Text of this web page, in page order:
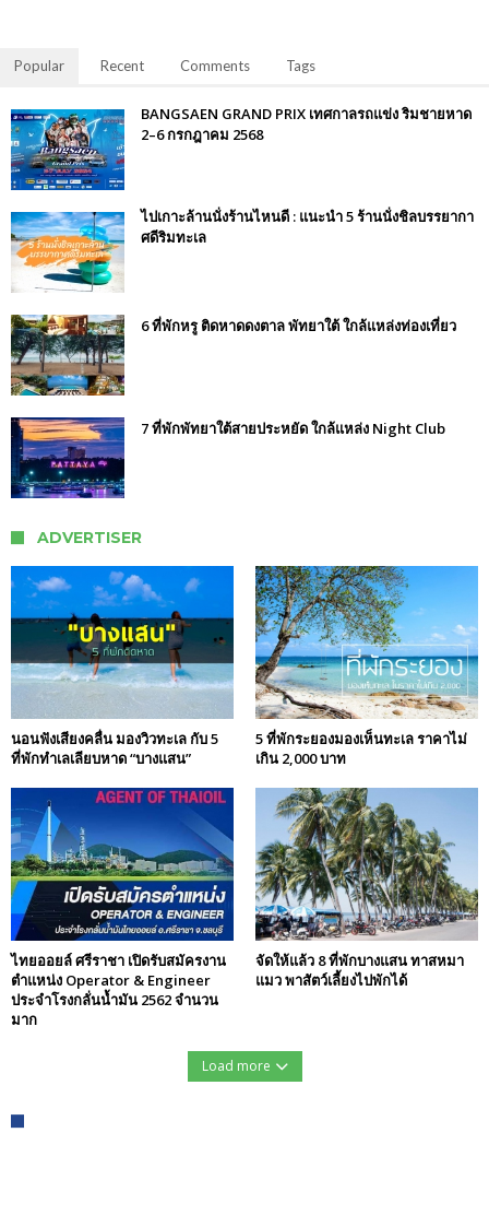
Popular Recent Comments Tags
BANGSAEN GRAND PRIX เทศกาลรถแข่ง ริมชายหาด
2–6 กรกฎาคม 2568
ไปเกาะล้านนั่งร้านไหนดี : แนะนำ 5 ร้านนั่งชิลบรรยากา
ศดีริมทะเล
6 ที่พักหรู ติดหาดดงตาล พัทยาใต้ ใกล้แหล่งท่องเที่ยว
7 ที่พักพัทยาใต้สายประหยัด ใกล้แหล่ง Night Club
ADVERTISER
นอนฟังเสียงคลื่น มองวิวทะเล กับ 5
ที่พักทำเลเลียบหาด “บางแสน”
5 ที่พักระยองมองเห็นทะเล ราคาไม่
เกิน 2,000 บาท
ไทยออยล์ ศรีราชา เปิดรับสมัครงาน
ตำแหน่ง Operator & Engineer
ประจำโรงกลั่นน้ำมัน 2562 จำนวน
มาก
จัดให้แล้ว 8 ที่พักบางแสน ทาสหมา
แมว พาสัตว์เลี้ยงไปพักได้
Load more